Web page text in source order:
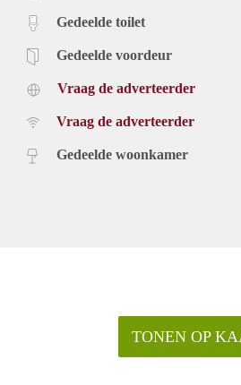
Gedeelde toilet
Gedeelde voordeur
Vraag de adverteerder
Vraag de adverteerder
Gedeelde woonkamer
TONEN OP